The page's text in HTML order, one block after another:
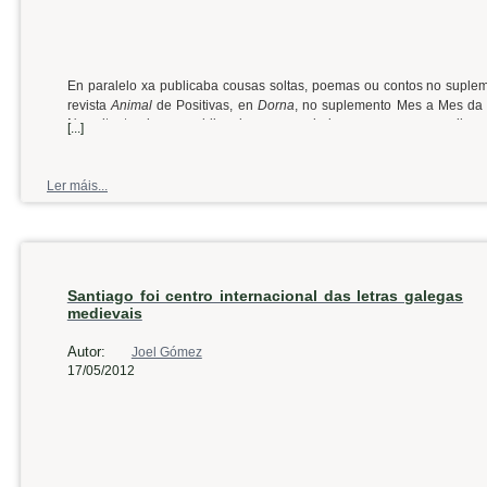
En paralelo xa publicaba cousas soltas, poemas ou contos no
revistaAnimalde Positivas, en Dorna, no suplemento Mes a Mes
Nos oitenta, do que publiquei en prensa, hai pouca cousa que valla,
[...]
Ler máis...
Santiago foi centro internacional das letras galegas
medievais
Autor: Joel Gómez
17/05/2012